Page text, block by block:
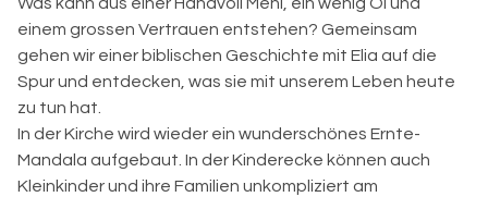
Was kann aus einer Handvoll Mehl, ein wenig Öl und
einem grossen Vertrauen entstehen? Gemeinsam
gehen wir einer biblischen Geschichte mit Elia auf die
Spur und entdecken, was sie mit unserem Leben heute
zu tun hat.
In der Kirche wird wieder ein wunderschönes Ernte-
Mandala aufgebaut. In der Kinderecke können auch
Kleinkinder und ihre Familien unkompliziert am